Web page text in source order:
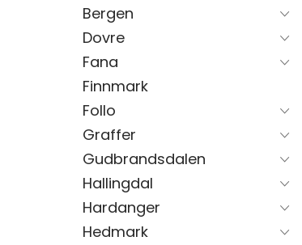
Bergen
Dovre
Fana
Finnmark
Follo
Graffer
Gudbrandsdalen
Hallingdal
Hardanger
Hedmark